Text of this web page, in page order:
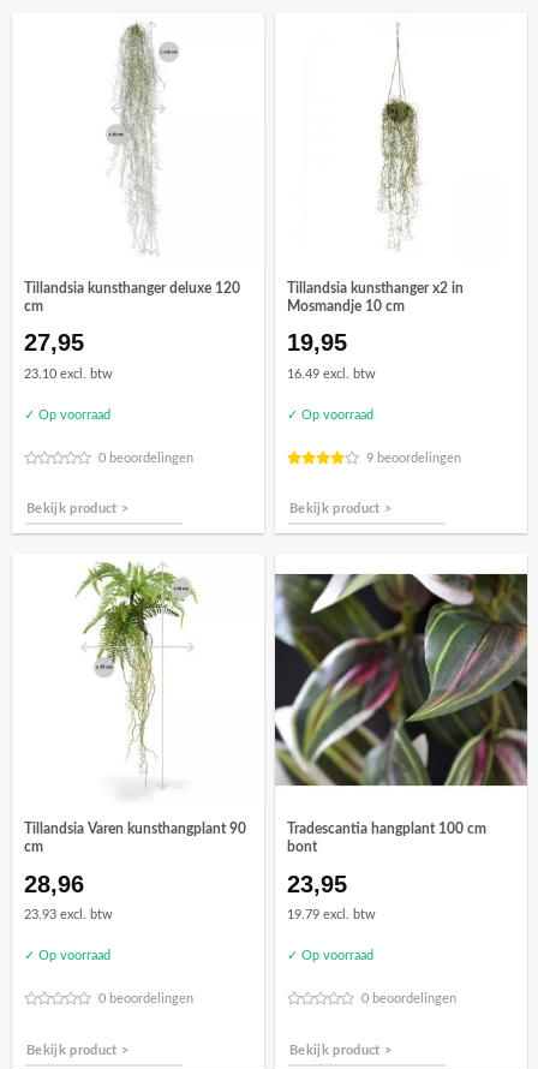
Tillandsia kunsthanger deluxe 120
cm
27,95
23.10 excl. btw
✓ Op voorraad
0 beoordelingen
Bekijk product >
Tillandsia kunsthanger x2 in
Mosmandje 10 cm
19,95
16.49 excl. btw
✓ Op voorraad
9 beoordelingen
Bekijk product >
Tillandsia Varen kunsthangplant 90
cm
28,96
23.93 excl. btw
✓ Op voorraad
0 beoordelingen
Bekijk product >
Tradescantia hangplant 100 cm
bont
23,95
19.79 excl. btw
✓ Op voorraad
0 beoordelingen
Bekijk product >